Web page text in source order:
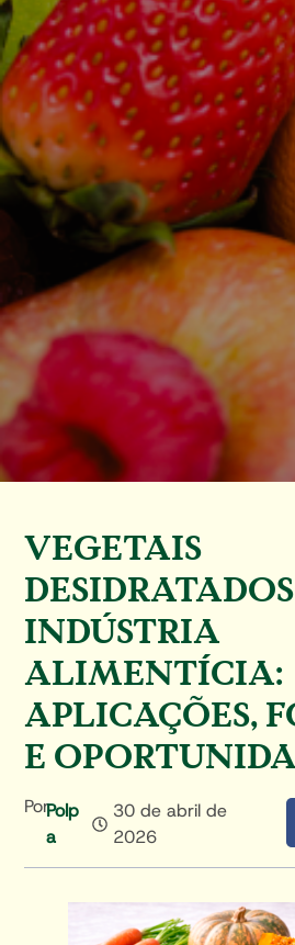
VEGETAIS
INDÚSTRIA
ALIMENTÍCIA:
APLICAÇÕES,
E
PorPolp
A
30 de abril de
2026